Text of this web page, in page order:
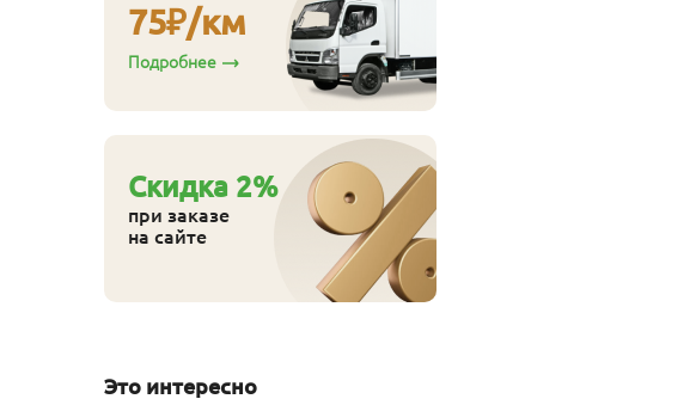
75₽/км
Подробнее
Cкидка 2%
при заказе
на сайте
Это интересно